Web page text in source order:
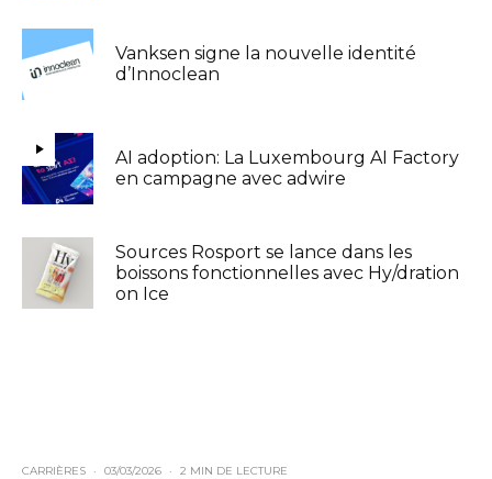
Vanksen signe la nouvelle identité
d’Innoclean
AI adoption: La Luxembourg AI Factory
en campagne avec adwire
Sources Rosport se lance dans les
boissons fonctionnelles avec Hy/dration
on Ice
CARRIÈRES · 03/03/2026 · 2 MIN DE LECTURE